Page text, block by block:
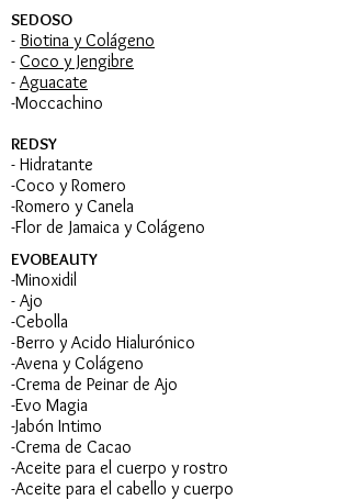
la yema de los dedos, desenrede y
proceda a enjuagar con abundante
agua.
Tratamiento Profundo:
Hidratante, aplique distribuyéndolo
uniformemente sobre el cabello
húmedo, dando ligeros masajes con
la yema de los dedos, deje actuar de
5 a 10 minutos y proceda a enjuagar
con abundante agua.
Peinar Redsy Hidratante en el cabello
húmedo o seco. No enjuague y peine
como de costumbre.
Gota de Brillo:
pequeña cantidad en la palma de las
manos y aplique de la raíz a las
puntas. Puede usarse en cabellos
SEDOSO
- Biotina y Colágeno
- Coco y Jengibre
- Aguacate
-Moccachino
REDSY
- Hidratante
-Coco y Romero
-Romero y Canela
-Flor de Jamaica y Colágeno
EVOBEAUTY
-Minoxidil
- Ajo
-Cebolla
-Berro y Acido Hialurónico
-Avena y Colágeno
-Crema de Peinar de Ajo
-Evo Magia
-Jabón Intimo
-Crema de Cacao
-Aceite para el cuerpo y rostro
-Aceite para el cabello y cuerpo​